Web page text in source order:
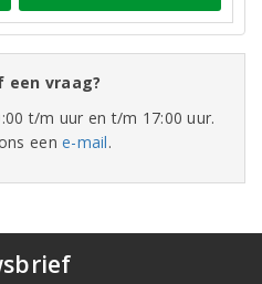
vraag?
t/m uur en t/m 17:00 uur.
eene-mail.